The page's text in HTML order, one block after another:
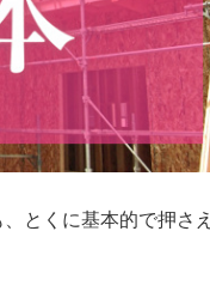
とくに基本的で押さえ